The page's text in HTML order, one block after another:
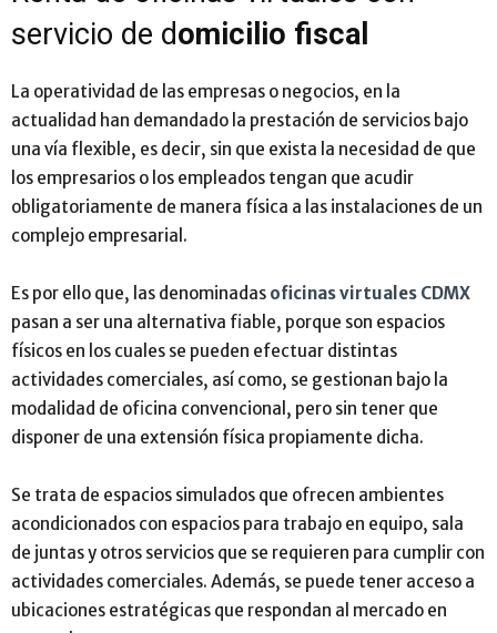
servicio de domicilio fiscal
La operatividad de las empresas o negocios, en la
actualidad han demandado la prestación de servicios bajo
una vía flexible, es decir, sin que exista la necesidad de que
los empresarios o los empleados tengan que acudir
obligatoriamente de manera física a las instalaciones de un
complejo empresarial.
Es por ello que, las denominadas oficinas virtuales CDMX
pasan a ser una alternativa fiable, porque son espacios
físicos en los cuales se pueden efectuar distintas
actividades comerciales, así como, se gestionan bajo la
modalidad de oficina convencional, pero sin tener que
disponer de una extensión física propiamente dicha.
Se trata de espacios simulados que ofrecen ambientes
acondicionados con espacios para trabajo en equipo, sala
de juntas y otros servicios que se requieren para cumplir con
actividades comerciales. Además, se puede tener acceso a
ubicaciones estratégicas que respondan al mercado en